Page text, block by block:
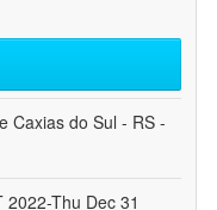
Caxias do Sul - RS -
Thu Dec 31